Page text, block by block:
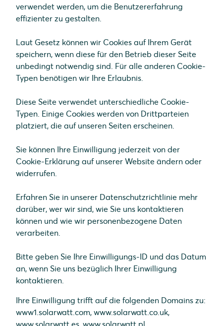
verwendet werden, um die Benutzererfahrung
effizienter zu gestalten.
Laut Gesetz können wir Cookies auf Ihrem Gerät
speichern, wenn diese für den Betrieb dieser Seite
unbedingt notwendig sind. Für alle anderen Cookie-
Typen benötigen wir Ihre Erlaubnis.
Diese Seite verwendet unterschiedliche Cookie-
Typen. Einige Cookies werden von Drittparteien
platziert, die auf unseren Seiten erscheinen.
Sie können Ihre Einwilligung jederzeit von der
Cookie-Erklärung auf unserer Website ändern oder
widerrufen.
Erfahren Sie in unserer Datenschutzrichtlinie mehr
darüber, wer wir sind, wie Sie uns kontaktieren
können und wie wir personenbezogene Daten
verarbeiten.
Bitte geben Sie Ihre Einwilligungs-ID und das Datum
an, wenn Sie uns bezüglich Ihrer Einwilligung
kontaktieren.
Ihre Einwilligung trifft auf die folgenden Domains zu:
www1.solarwatt.com, www.solarwatt.co.uk,
www.solarwatt.es, www.solarwatt.pl,